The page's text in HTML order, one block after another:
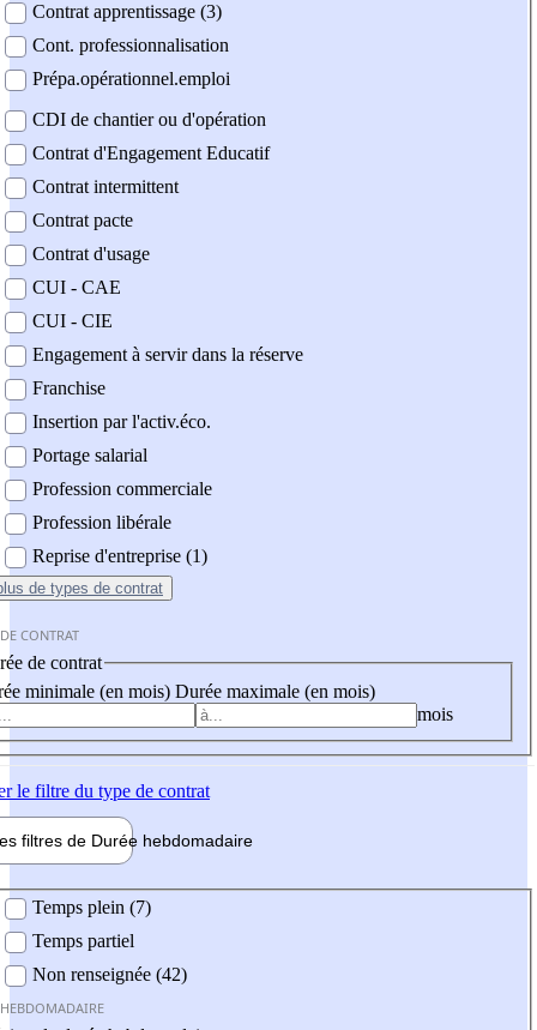
Contrat apprentissage (3)
Cont. professionnalisation
Prépa.opérationnel.emploi
CDI de chantier ou d'opération
Contrat d'Engagement Educatif
Contrat intermittent
Contrat pacte
Contrat d'usage
CUI - CAE
CUI - CIE
Engagement à servir dans la réserve
Franchise
Insertion par l'activ.éco.
Portage salarial
Profession commerciale
Profession libérale
Reprise d'entreprise (1)
de types de contrat
CONTRAT
de contrat
minimale (en mois) Durée maximale (en mois)
mois
le filtre du type de contrat
filtres de Durée hebdomadaire
Temps plein (7)
Temps partiel
Non renseignée (42)